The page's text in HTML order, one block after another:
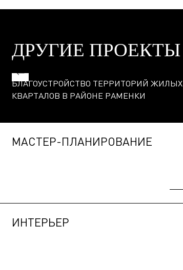
ДРУГИЕ ПРОЕКТЫ
БЛАГОУСТРОЙСТВО ТЕРРИТОРИЙ ЖИЛЫХ
КВАРТАЛОВ В РАЙОНЕ РАМЕНКИ
МАСТЕР-ПЛАНИРОВАНИЕ
ИНТЕРЬЕР